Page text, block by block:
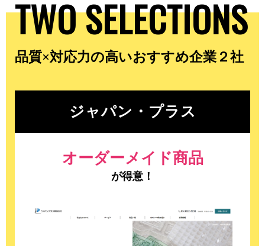
TWO SELECTIONS
品質×対応力の高いおすすめ企業２社
ジャパン・プラス
オーダーメイド商品
が得意！